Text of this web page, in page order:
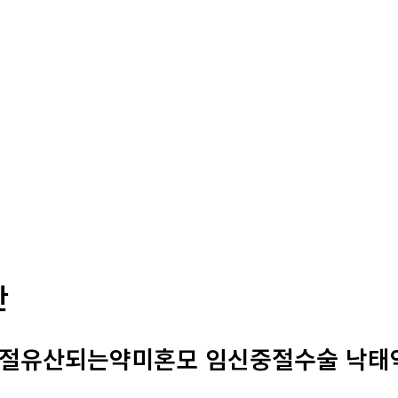
유산되는약미혼모 임신중절수술 낙